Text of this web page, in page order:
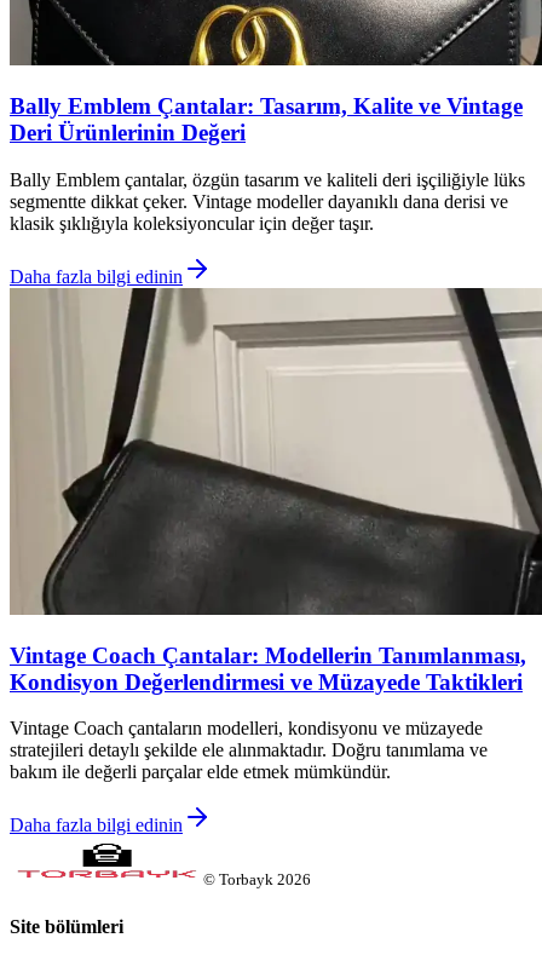
Bally Emblem Çantalar: Tasarım, Kalite ve Vintage
Deri Ürünlerinin Değeri
Bally Emblem çantalar, özgün tasarım ve kaliteli deri işçiliğiyle lüks
segmentte dikkat çeker. Vintage modeller dayanıklı dana derisi ve
klasik şıklığıyla koleksiyoncular için değer taşır.
Daha fazla bilgi edinin
Vintage Coach Çantalar: Modellerin Tanımlanması,
Kondisyon Değerlendirmesi ve Müzayede Taktikleri
Vintage Coach çantaların modelleri, kondisyonu ve müzayede
stratejileri detaylı şekilde ele alınmaktadır. Doğru tanımlama ve
bakım ile değerli parçalar elde etmek mümkündür.
Daha fazla bilgi edinin
© Torbayk 2026
Site bölümleri